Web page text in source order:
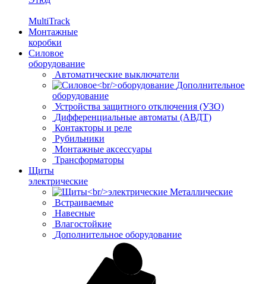
MultiTrack
Монтажные
коробки
Силовое
оборудование
Автоматические выключатели
Дополнительное
оборудование
Устройства защитного отключения (УЗО)
Дифференциальные автоматы (АВДТ)
Контакторы и реле
Рубильники
Монтажные аксессуары
Трансформаторы
Щиты
электрические
Металлические
Встраиваемые
Навесные
Влагостойкие
Дополнительное оборудование